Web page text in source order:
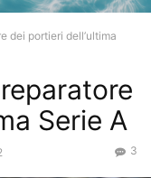
dei portieri dell’ultima
Serie A
3